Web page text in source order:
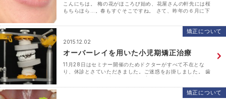
こんにちは。 梅の花がほころび始め、花屋さんの軒先には桜
もちらほら…。春もすぐそこですね。 さて、昨年の６月に下
とうとう年が明けてしまいました。紺屋の白袴。自分たち･･･
2015.12.02
オーバーレイを用いた小児期矯正治療
11月28日はセミナー開催のためドクターがすべて不在とな
り、休診とさていただきました。ご迷惑をお掛しました。 歯
る適切な介入とは？-オーバーレイを用いた小児期矯正治･･･
矯正について
矯正について